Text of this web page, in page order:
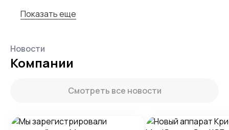
Показать еще
Новости
Компании
Смотреть все новости